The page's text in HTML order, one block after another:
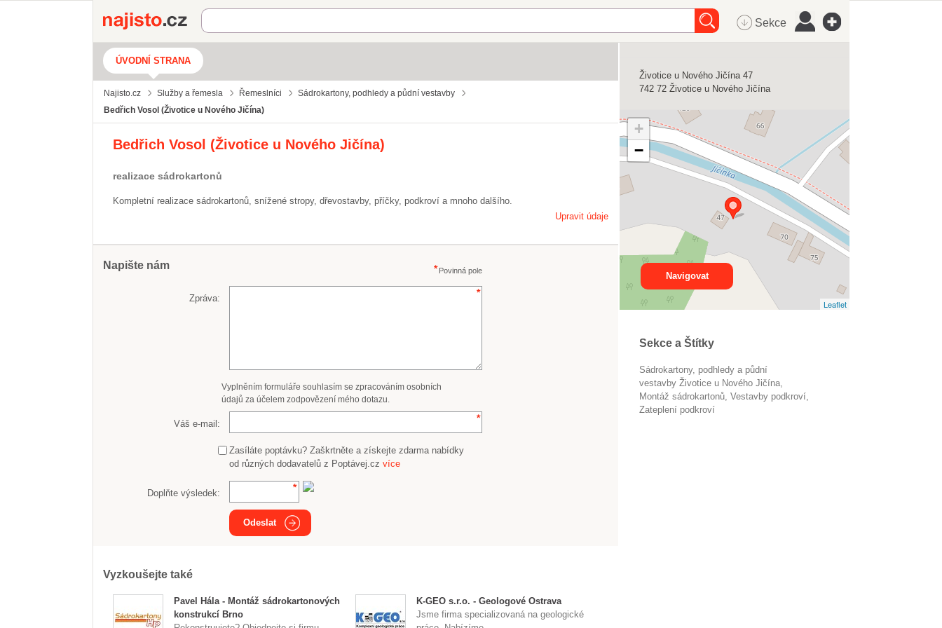
Najisto.cz Sekce
ÚVODNÍ STRANA
Najisto.cz Služby a řemesla Řemeslníci
Sádrokartony, podhledy a půdní vestavby
Bedřich Vosol (Životice u Nového Jičína)
Bedřich Vosol (Životice u Nového Jičína)
realizace sádrokartonů
Kompletní realizace sádrokartonů, snížené stropy, dřevostavby, příčky, podkroví a mnoho dalšího.
Upravit údaje
Napište nám Povinná pole
Zpráva:
Vyplněním formuláře souhlasím se zpracováním osobních
údajů za účelem zodpovězení mého dotazu.
Váš e-mail:
Zasíláte poptávku? Zaškrtněte a získejte zdarma nabídky
od různých dodavatelů z Poptávej.cz více
Doplňte výsledek:
Odeslat
Vyzkoušejte také
Pavel Hála - Montáž sádrokartonových
konstrukcí Brno
K-GEO s.r.o. - Geologové Ostrava
Jsme firma specializovaná na geologické
Životice u Nového Jičína 47
742 72 Životice u Nového Jičína
+
−
Leaflet
Navigovat
Sekce a Štítky
Sádrokartony, podhledy a půdní
vestavby Životice u Nového Jičína
montáž sádrokartonů
vestavby podkroví
zateplení podkroví